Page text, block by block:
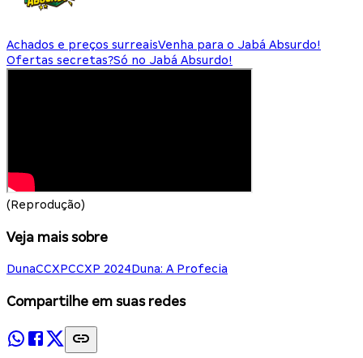
Achados e preços surreaisVenha para o Jabá Absurdo!
Ofertas secretas?Só no Jabá Absurdo!
(Reprodução)
Veja mais sobre
DunaCCXPCCXP 2024Duna: A Profecia
Compartilhe em suas redes